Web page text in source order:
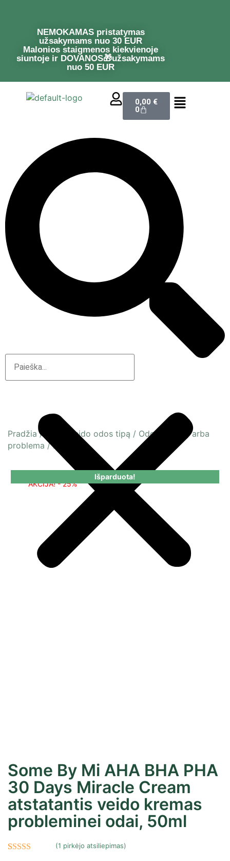
NEMOKAMAS pristatymas
užsakymams nuo 30 EUR
Malonios staigmenos kiekvienoje
siuntoje ir DOVANOS🎁užsakymams
nuo 50 EUR
0,00 €
0
Pradžia/ Pagal veido odos tipą / Odos būsena arba
problema /Brandi
AKCIJA! - 25%
Išparduota!
Some By Mi AHA BHA PHA
30 Days Miracle Cream
atstatantis veido kremas
probleminei odai, 50ml
(1 pirkėjo atsiliepimas)